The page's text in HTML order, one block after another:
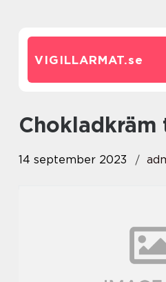
VIGILLARMAT.se
14 september 2023